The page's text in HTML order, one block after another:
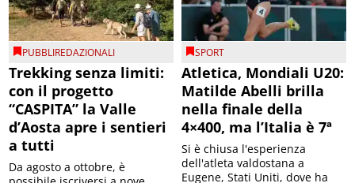
PUBBLIREDAZIONALI
Trekking senza limiti:
con il progetto
“CASPITA” la Valle
d’Aosta apre i sentieri
a tutti
Da agosto a ottobre, è
SPORT
Atletica, Mondiali U20:
Matilde Abelli brilla
nella finale della
4×400, ma l’Italia è 7ª
Si è chiusa l'esperienza
dell'atleta valdostana a
Eugene, Stati Uniti, dove ha